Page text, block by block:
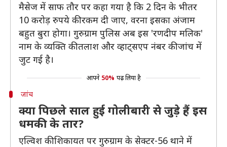
मैसेज में साफ तौर पर कहा गया है कि 2 दिन के भीतर
10 करोड़ रुपये की रकम दी जाए, वरना इसका अंजाम
बहुत बुरा होगा। गुरुग्राम पुलिस अब इस 'रणदीप मलिक'
नाम के व्यक्ति की तलाश और व्हाट्सएप नंबर की जांच में
जुट गई है।
आपने 50% पढ़ लिया है
जांच
क्या पिछले साल हुई गोलीबारी से जुड़े हैं इस
धमकी के तार?
एल्विश की शिकायत पर गुरुग्राम के सेक्टर-56 थाने में